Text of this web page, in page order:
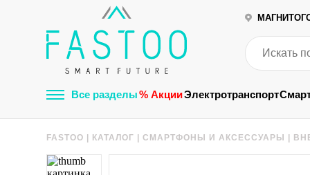
Все разделы% АкцииЭлектротранспорт
FASTOO КАТАЛОГ |СМАРТФОНЫ И АКСЕССУАРЫ